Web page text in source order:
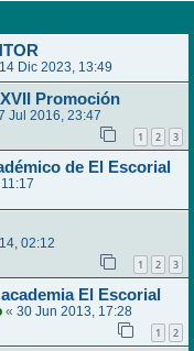
14 Dic 2023, 13:49
Promoción
Jul 2016, 23:47
1 2 3
de El Escorial
02:12
1 2 3
El Escorial
« 30 Jun 2013, 17:28
1 2